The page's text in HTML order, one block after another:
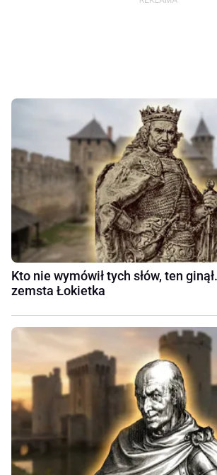
Kto nie wymówił tych słów, ten
zemsta Łokietka